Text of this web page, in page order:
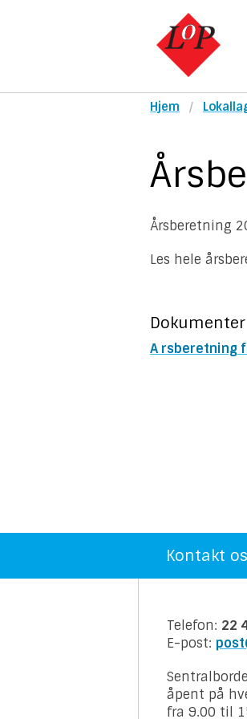
Hjem
Årsberetning
Les hele
Dokumenter
A rsberetning
Kontakt
Telefon: 22
E-post:
åpent på
fra 9.00 til